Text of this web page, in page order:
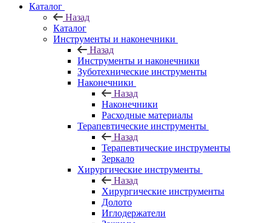
Каталог
Назад
Каталог
Инструменты и наконечники
Назад
Инструменты и наконечники
Зуботехнические инструменты
Наконечники
Назад
Наконечники
Расходные материалы
Терапевтические инструменты
Назад
Терапевтические инструменты
Зеркало
Хирургические инструменты
Назад
Хирургические инструменты
Долото
Иглодержатели